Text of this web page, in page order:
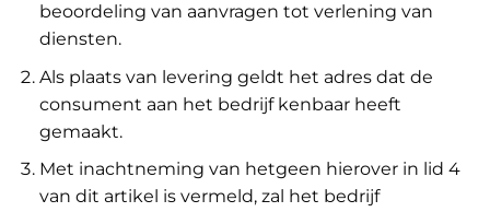
beoordeling van aanvragen tot verlening van
diensten.
Als plaats van levering geldt het adres dat de
consument aan het bedrijf kenbaar heeft
gemaakt.
Met inachtneming van hetgeen hierover in lid 4
van dit artikel is vermeld, zal het bedrijf